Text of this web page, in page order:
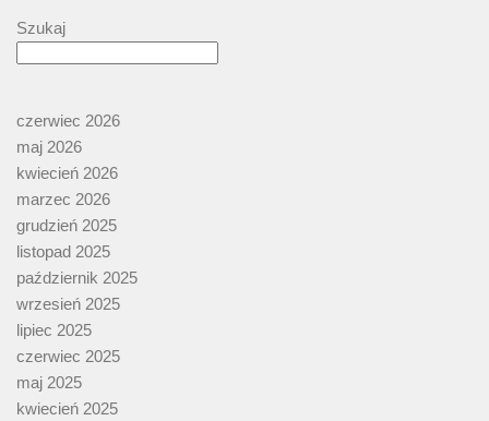
Szukaj
czerwiec 2026
maj 2026
kwiecień 2026
marzec 2026
grudzień 2025
listopad 2025
październik 2025
wrzesień 2025
lipiec 2025
czerwiec 2025
maj 2025
kwiecień 2025